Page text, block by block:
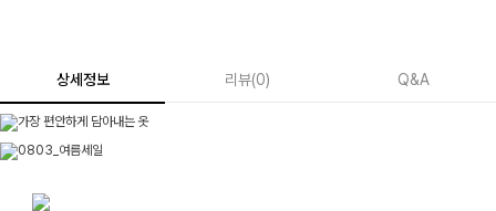
상세정보 리뷰(0) Q&A